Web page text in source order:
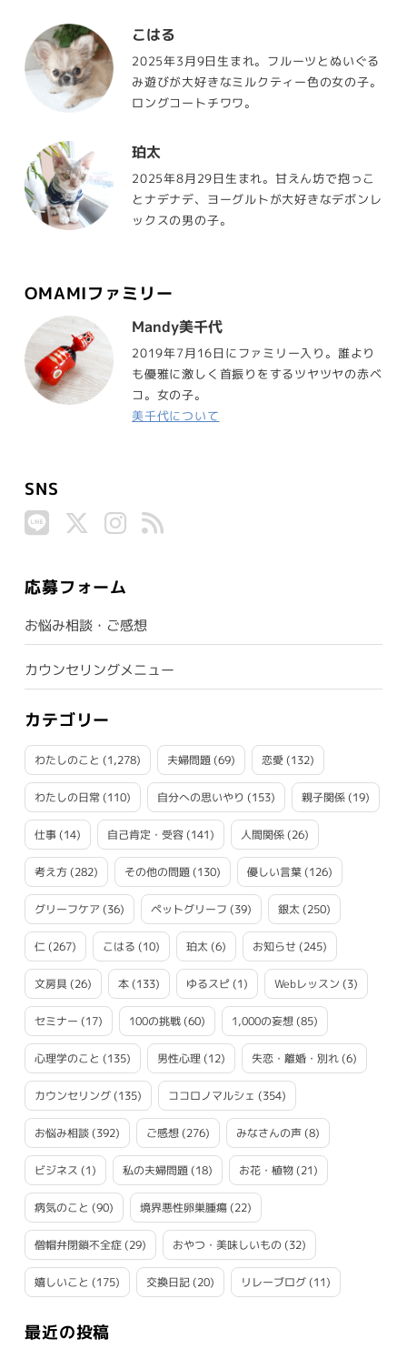
こはる
2025年3月9日生まれ。フルーツとぬいぐる
み遊びが大好きなミルクティー色の女の子。
ロングコートチワワ。
珀太
2025年8月29日生まれ。甘えん坊で抱っこ
とナデナデ、ヨーグルトが大好きなデボンレ
ックスの男の子。
OMAMIファミリー
Mandy美千代
2019年7月16日にファミリー入り。誰より
も優雅に激しく首振りをするツヤツヤの赤ベ
コ。女の子。
美千代について
SNS
応募フォーム
お悩み相談・ご感想
カウンセリングメニュー
カテゴリー
わたしのこと (1,278) 夫婦問題(69) 恋愛 (132)
わたしの日常(110) 自分への思いやり (153) 親子関係(19)
仕事(14) 自己肯定・受容(141) 人間関係(26)
考え方(282) その他の問題(130) 優しい言葉(126)
グリーフケア (36) ペットグリーフ (39) 銀太 (250)
仁(267) こはる (10) 珀太 (6) お知らせ (245)
文房具(26) 本(133) ゆるスピ(1) Webレッスン (3)
セミナー (17) 100の挑戦(60) 1,000の妄想(85)
心理学のこと (135) 男性心理(12) 失恋・離婚・別れ(6)
カウンセリング(135) ココロノマルシェ (354)
お悩み相談(392) ご感想(276) みなさんの声(8)
ビジネス (1) 私の夫婦問題(18) お花・植物(21)
病気のこと (90) 境界悪性卵巣腫瘍(22)
僧帽弁閉鎖不全症(29) おやつ・美味しいもの (32)
嬉しいこと (175) 交換日記(20) リレーブログ(11)
最近の投稿